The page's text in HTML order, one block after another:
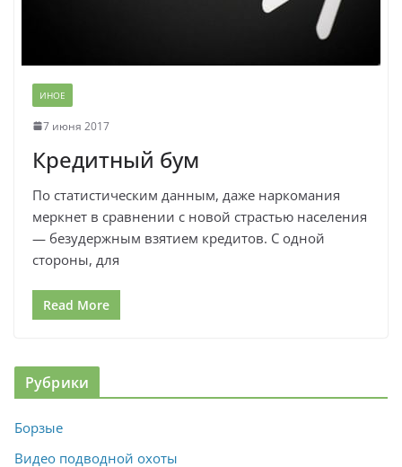
ИНОЕ
7 июня 2017
Кредитный бум
По статистическим данным, даже наркомания
меркнет в сравнении с новой страстью населения
— безудержным взятием кредитов. С одной
стороны, для
Read More
Рубрики
Борзые
Видео подводной охоты